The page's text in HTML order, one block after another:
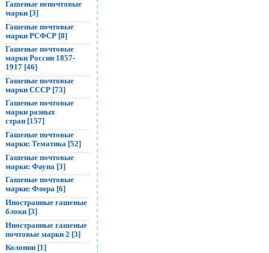
Гашеные непочтовые
марки [3]
Гашеные почтовые
марки РСФСР [8]
Гашеные почтовые
марки России 1857-
1917 [46]
Гашеные почтовые
марки СССР [73]
Гашеные почтовые
марки разных
стран [157]
Гашеные почтовые
марки: Тематика [52]
Гашеные почтовые
марки: Фауна [3]
Гашеные почтовые
марки: Флора [6]
Иностранные гашеные
блоки [3]
Иностранные гашеные
почтовые марки 2 [3]
Колонии [1]